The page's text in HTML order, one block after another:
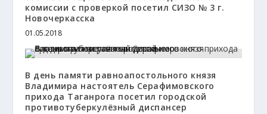
комиссии с проверкой посетил СИЗО № 3 г.
Новочеркасска
01.05.2018
В день памяти равноапостольного князя
Владимира настоятель Серафимовского
прихода Таганрога посетил городской
противотуберкулёзный диспансер